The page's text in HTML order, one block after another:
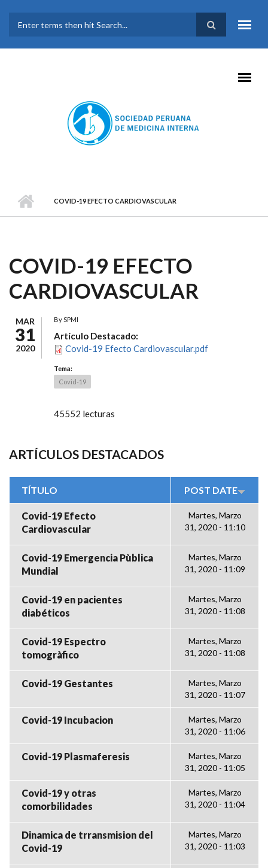
FORMULARIO DE
BÚSQUEDA
COVID-19 EFECTO CARDIOVASCULAR
COVID-19 EFECTO
CARDIOVASCULAR
MAR
31
2020
BySPMI
Artículo Destacado:
Covid-19 Efecto Cardiovascular.pdf
Tema:
Covid-19
45552 lecturas
ARTÍCULOS DESTACADOS
TÍTULO POST DATE
Covid-19 Efecto
Cardiovascular
Martes, Marzo
31, 2020 - 11:10
Covid-19 Emergencia Pùblica
Mundial
Martes, Marzo
31, 2020 - 11:09
Covid-19 en pacientes
diabéticos
Martes, Marzo
31, 2020 - 11:08
Covid-19 Espectro
tomogràfico
Martes, Marzo
31, 2020 - 11:08
Covid-19 Gestantes
Martes, Marzo
31, 2020 - 11:07
Covid-19 Incubacion
Martes, Marzo
31, 2020 - 11:06
Covid-19 Plasmaferesis
Martes, Marzo
31, 2020 - 11:05
Covid-19 y otras
comorbilidades
Martes, Marzo
31, 2020 - 11:04
Dinamica de trransmision del
Covid-19
Martes, Marzo
31, 2020 - 11:03